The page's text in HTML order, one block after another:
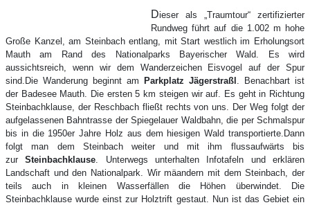
Dieser als „Traumtour“ zertifizierter
Rundweg führt auf die 1.002 m hohe
Große Kanzel, am Steinbach entlang, mit Start westlich im Erholungsort
Mauth am Rand des Nationalparks Bayerischer Wald. Es wird
aussichtsreich, wenn wir dem Wanderzeichen Eisvogel auf der Spur
sind.Die Wanderung beginnt am
Parkplatz Jägerstraßl
. Benachbart ist
der Badesee Mauth. Die ersten 5 km steigen wir auf. Es geht in Richtung
Steinbachklause, der Reschbach fließt rechts von uns. Der Weg folgt der
aufgelassenen Bahntrasse der Spiegelauer Waldbahn, die per Schmalspur
bis in die 1950er Jahre Holz aus dem hiesigen Wald transportierte.Dann
folgt man dem Steinbach weiter und mit ihm flussaufwärts bis
zurSteinbachklause . Unterwegs unterhalten Infotafeln und erklären
Landschaft und den Nationalpark. Wir mäandern mit dem Steinbach, der
teils auch in kleinen Wasserfällen die Höhen überwindet. Die
Steinbachklause wurde einst zur Holztrift gestaut. Nun ist das Gebiet ein